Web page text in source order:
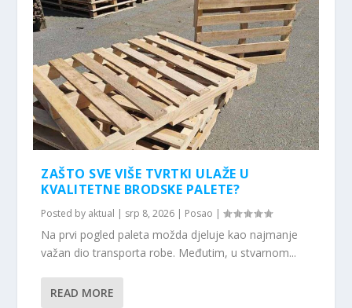
ZAŠTO SVE VIŠE TVRTKI ULAŽE U
KVALITETNE BRODSKE PALETE?
Posted by aktual | srp 8, 2026 | Posao |
Na prvi pogled paleta možda djeluje kao najmanje
važan dio transporta robe. Međutim, u stvarnom...
READ MORE